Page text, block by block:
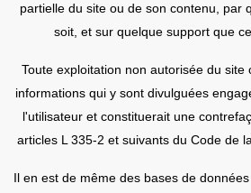
partielle du site ou de son contenu, par
soit, et sur quelque support que
Toute exploitation non autorisée du site
informations qui y sont divulguées
l'utilisateur et constituerait une
articles L 335-2 et suivants du Code de
Il en est de même des bases de